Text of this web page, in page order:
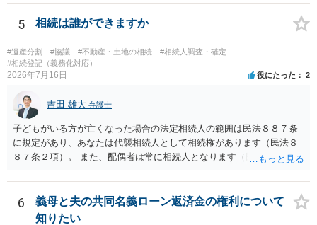
ますか。 →本人が自由に決められますので、どこが妥当とは言えない
です。客観的な基準もありません。 ・できれば穏やかに、分割を拒否
することはできますか。 →分割を拒否するということは、遺産はいら
ないということでしょうか。遺言で、受取を指定されててもいらない
と拒否することはできます。理由を説明する必要はありません。
5 相続は誰ができますか
#遺産分割 #協議 #不動産・土地の相続
#相続人調査・確定
#相続登記（義務化対応）
2026年7月16日 役にたった 2
吉田 雄大 弁護士
子どもがいる方が亡くなった場合の法定相続人の範囲は民法８８７条
に規定があり、あなたは代襲相続人として相続権があります（民法８
８７条２項）。 また、配偶者は常に相続人となります（民法８９０
も相続権があります。つまり、孫５人に加えて「おじ又はおば」にも
相続権がある可能性があります。
6
義母と夫の共同名義ローン返済金の権利について
知りたい